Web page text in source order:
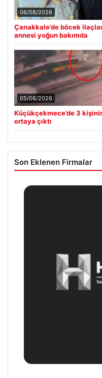
06/08/2026
Çanakkale’de böcek
annesi yoğun bakımda
05/08/2026
Küçükçekmece’de 3
ortaya çıktı
Son Eklenen Firmalar